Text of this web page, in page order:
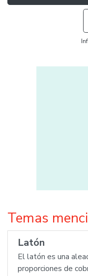
Temas
Latón
El latón es una
proporciones de